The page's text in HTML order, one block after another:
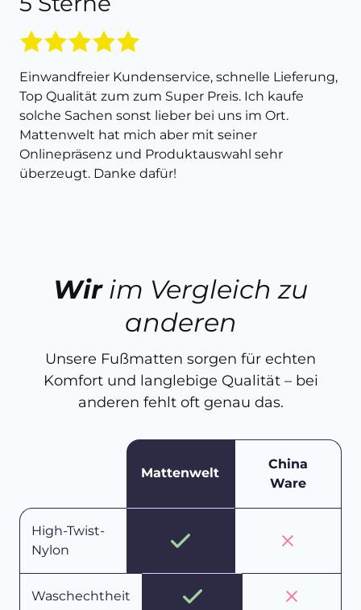
Einwandfreier Kundenservice, schnelle Lieferung,
Top Qualität zum zum Super Preis. Ich kaufe
solche Sachen sonst lieber bei uns im Ort.
Mattenwelt hat mich aber mit seiner
Onlinepräsenz und Produktauswahl sehr
überzeugt. Danke dafür!
Wirim Vergleich zu
anderen
Unsere Fußmatten sorgen für echten
Komfort und langlebige Qualität – bei
anderen fehlt oft genau das.
Mattenwelt
China
Ware
High-Twist-
Nylon
Waschechtheit